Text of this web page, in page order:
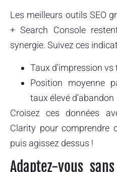
Les meilleurs outils SEO
+ Search Console
synergie. Suivez ces
Taux d’impression
Position moyenne
taux élevé d’abandon
Croisez ces données
Clarity pour comprendre
puis agissez dessus !
Adaptez-vous